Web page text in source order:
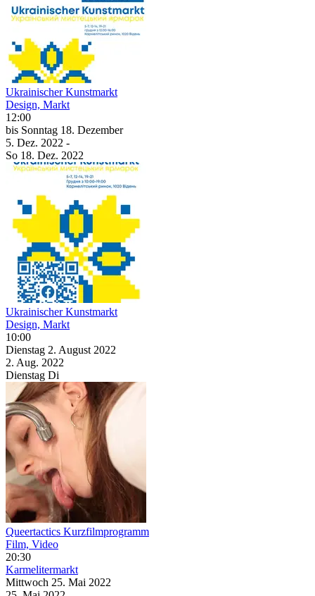
Ukrainischer Kunstmarkt
Design, Markt
12:00
bis Sonntag 18. Dezember
5. Dez. 2022 -
So 18. Dez. 2022
Ukrainischer Kunstmarkt
Design, Markt
10:00
Dienstag 2. August 2022
2. Aug. 2022
Dienstag Di
Queertactics Kurzfilmprogramm
Film, Video
20:30
Karmelitermarkt
Mittwoch 25. Mai 2022